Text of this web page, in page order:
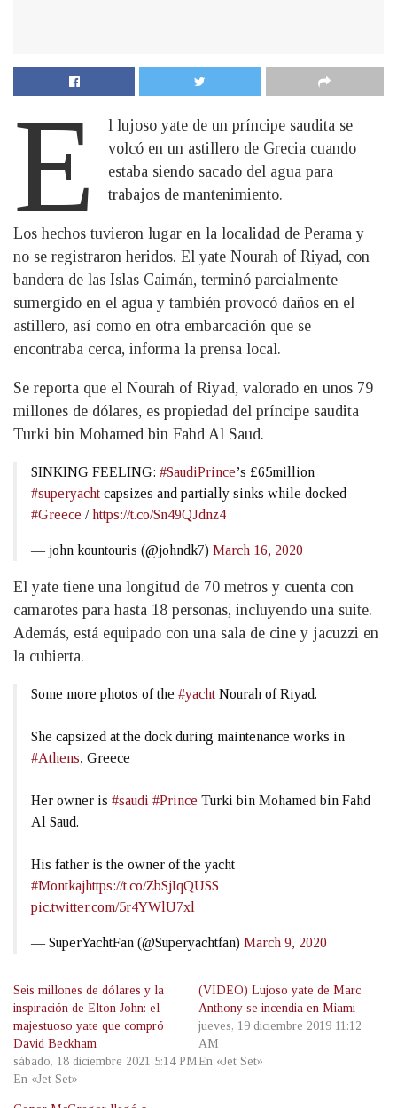
E
l lujoso yate de un príncipe saudita se
volcó en un astillero de Grecia cuando
estaba siendo sacado del agua para
trabajos de mantenimiento.
Los hechos tuvieron lugar en la localidad de Perama y
no se registraron heridos. El yate Nourah of Riyad, con
bandera de las Islas Caimán, terminó parcialmente
sumergido en el agua y también provocó daños en el
astillero, así como en otra embarcación que se
encontraba cerca, informa la prensa local.
Se reporta que el Nourah of Riyad, valorado en unos 79
millones de dólares, es propiedad del príncipe saudita
Turki bin Mohamed bin Fahd Al Saud.
SINKING FEELING: #SaudiPrince’s £65million
#superyacht capsizes and partially sinks while docked
#Greece /https://t.co/Sn49QJdnz4
— john kountouris (@johndk7) March 16, 2020
El yate tiene una longitud de 70 metros y cuenta con
camarotes para hasta 18 personas, incluyendo una suite.
Además, está equipado con una sala de cine y jacuzzi en
la cubierta.
Some more photos of the #yacht Nourah of Riyad.
She capsized at the dock during maintenance works in
#Athens, Greece
Her owner is #saudi #Prince Turki bin Mohamed bin Fahd
Al Saud.
His father is the owner of the yacht
#Montkajhttps://t.co/ZbSjIqQUSS
pic.twitter.com/5r4YWlU7xl
— SuperYachtFan (@Superyachtfan) March 9, 2020
Seis millones de dólares y la
inspiración de Elton John: el
majestuoso yate que compró
David Beckham
sábado, 18 diciembre 2021 5:14 PM
En «Jet Set»
(VIDEO) Lujoso yate de Marc
Anthony se incendia en Miami
jueves, 19 diciembre 2019 11:12
AM
En «Jet Set»